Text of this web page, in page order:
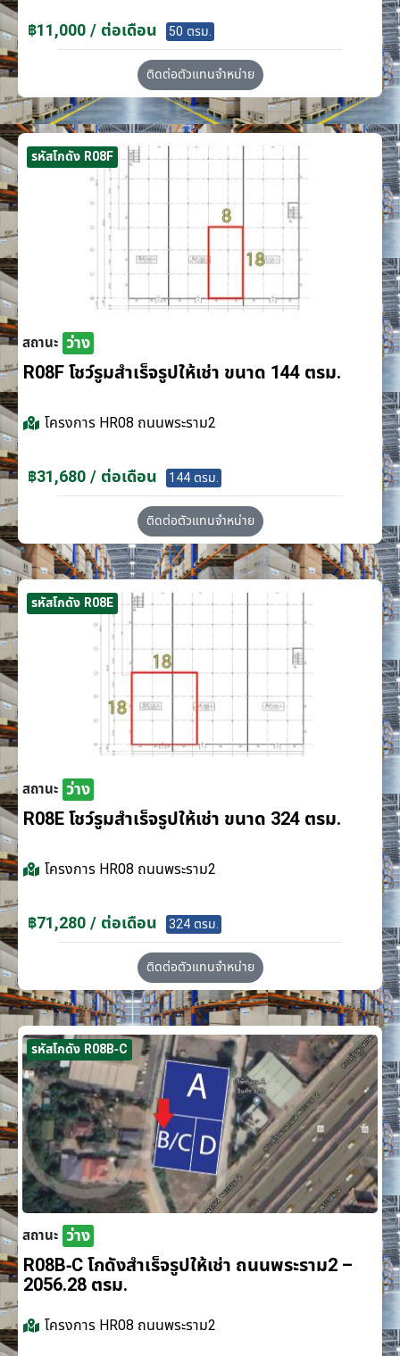
฿11,000 / ต่อเดือน 50 ตรม.
ติดต่อตัวแทนจำหน่าย
รหัสโกดัง R08F
สถานะ ว่าง
R08F โชว์รูมสำเร็จรูปให้เช่า ขนาด 144 ตรม.
โครงการ HR08 ถนนพระราม2
฿31,680 / ต่อเดือน 144 ตรม.
ติดต่อตัวแทนจำหน่าย
รหัสโกดัง R08E
สถานะ ว่าง
R08E โชว์รูมสำเร็จรูปให้เช่า ขนาด 324 ตรม.
โครงการ HR08 ถนนพระราม2
฿71,280 / ต่อเดือน 324 ตรม.
ติดต่อตัวแทนจำหน่าย
รหัสโกดัง R08B-C
สถานะ ว่าง
R08B-C โกดังสำเร็จรูปให้เช่า ถนนพระราม2 –
2056.28 ตรม.
โครงการ HR08 ถนนพระราม2